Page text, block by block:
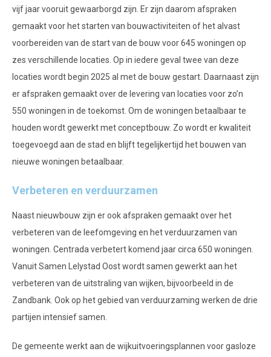
vijf jaar vooruit gewaarborgd zijn. Er zijn daarom afspraken
gemaakt voor het starten van bouwactiviteiten of het alvast
voorbereiden van de start van de bouw voor 645 woningen op
zes verschillende locaties. Op in iedere geval twee van deze
locaties wordt begin 2025 al met de bouw gestart. Daarnaast zijn
er afspraken gemaakt over de levering van locaties voor zo’n
550 woningen in de toekomst. Om de woningen betaalbaar te
houden wordt gewerkt met conceptbouw. Zo wordt er kwaliteit
toegevoegd aan de stad en blijft tegelijkertijd het bouwen van
nieuwe woningen betaalbaar.
Verbeteren en verduurzamen
Naast nieuwbouw zijn er ook afspraken gemaakt over het
verbeteren van de leefomgeving en het verduurzamen van
woningen. Centrada verbetert komend jaar circa 650 woningen.
Vanuit Samen Lelystad Oost wordt samen gewerkt aan het
verbeteren van de uitstraling van wijken, bijvoorbeeld in de
Zandbank. Ook op het gebied van verduurzaming werken de drie
partijen intensief samen.
De gemeente werkt aan de wijkuitvoeringsplannen voor gasloze